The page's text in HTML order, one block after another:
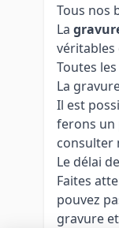
Tous nos
La
véritables
Toutes
La
Il est
ferons un
consulter
Le délai
Faites
pouvez
gravure